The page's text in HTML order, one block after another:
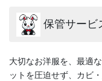
保管サービ
大切なお洋服を、最適
ットを圧迫せず、カビ